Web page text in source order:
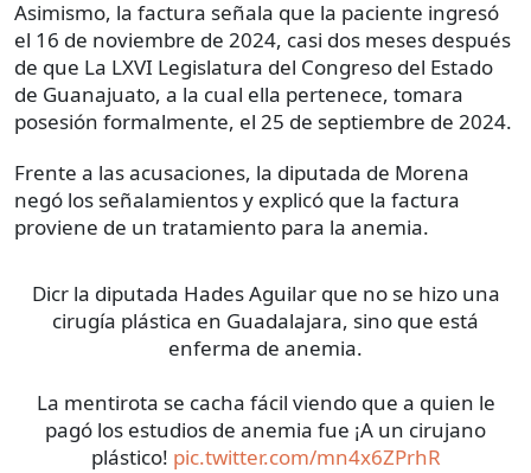
Asimismo, la factura señala que la paciente ingresó
el 16 de noviembre de 2024, casi dos meses después
de que La LXVI Legislatura del Congreso del Estado
de Guanajuato, a la cual ella pertenece, tomara
posesión formalmente, el 25 de septiembre de 2024.
Frente a las acusaciones, la diputada de Morena
negó los señalamientos y explicó que la factura
proviene de un tratamiento para la anemia.
Dicr la diputada Hades Aguilar que no se hizo una
cirugía plástica en Guadalajara, sino que está
enferma de anemia.
La mentirota se cacha fácil viendo que a quien le
pagó los estudios de anemia fue ¡A un cirujano
plástico! pic.twitter.com/mn4x6ZPrhR